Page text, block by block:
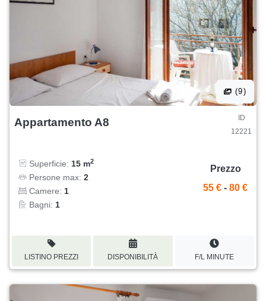
(9)
Appartamento A8
ID
12221
Superficie: 15 m2
Persone max: 2
Camere: 1
Bagni: 1
Prezzo
55 € - 80 €
LISTINO PREZZI DISPONIBILITÀ F/L MINUTE